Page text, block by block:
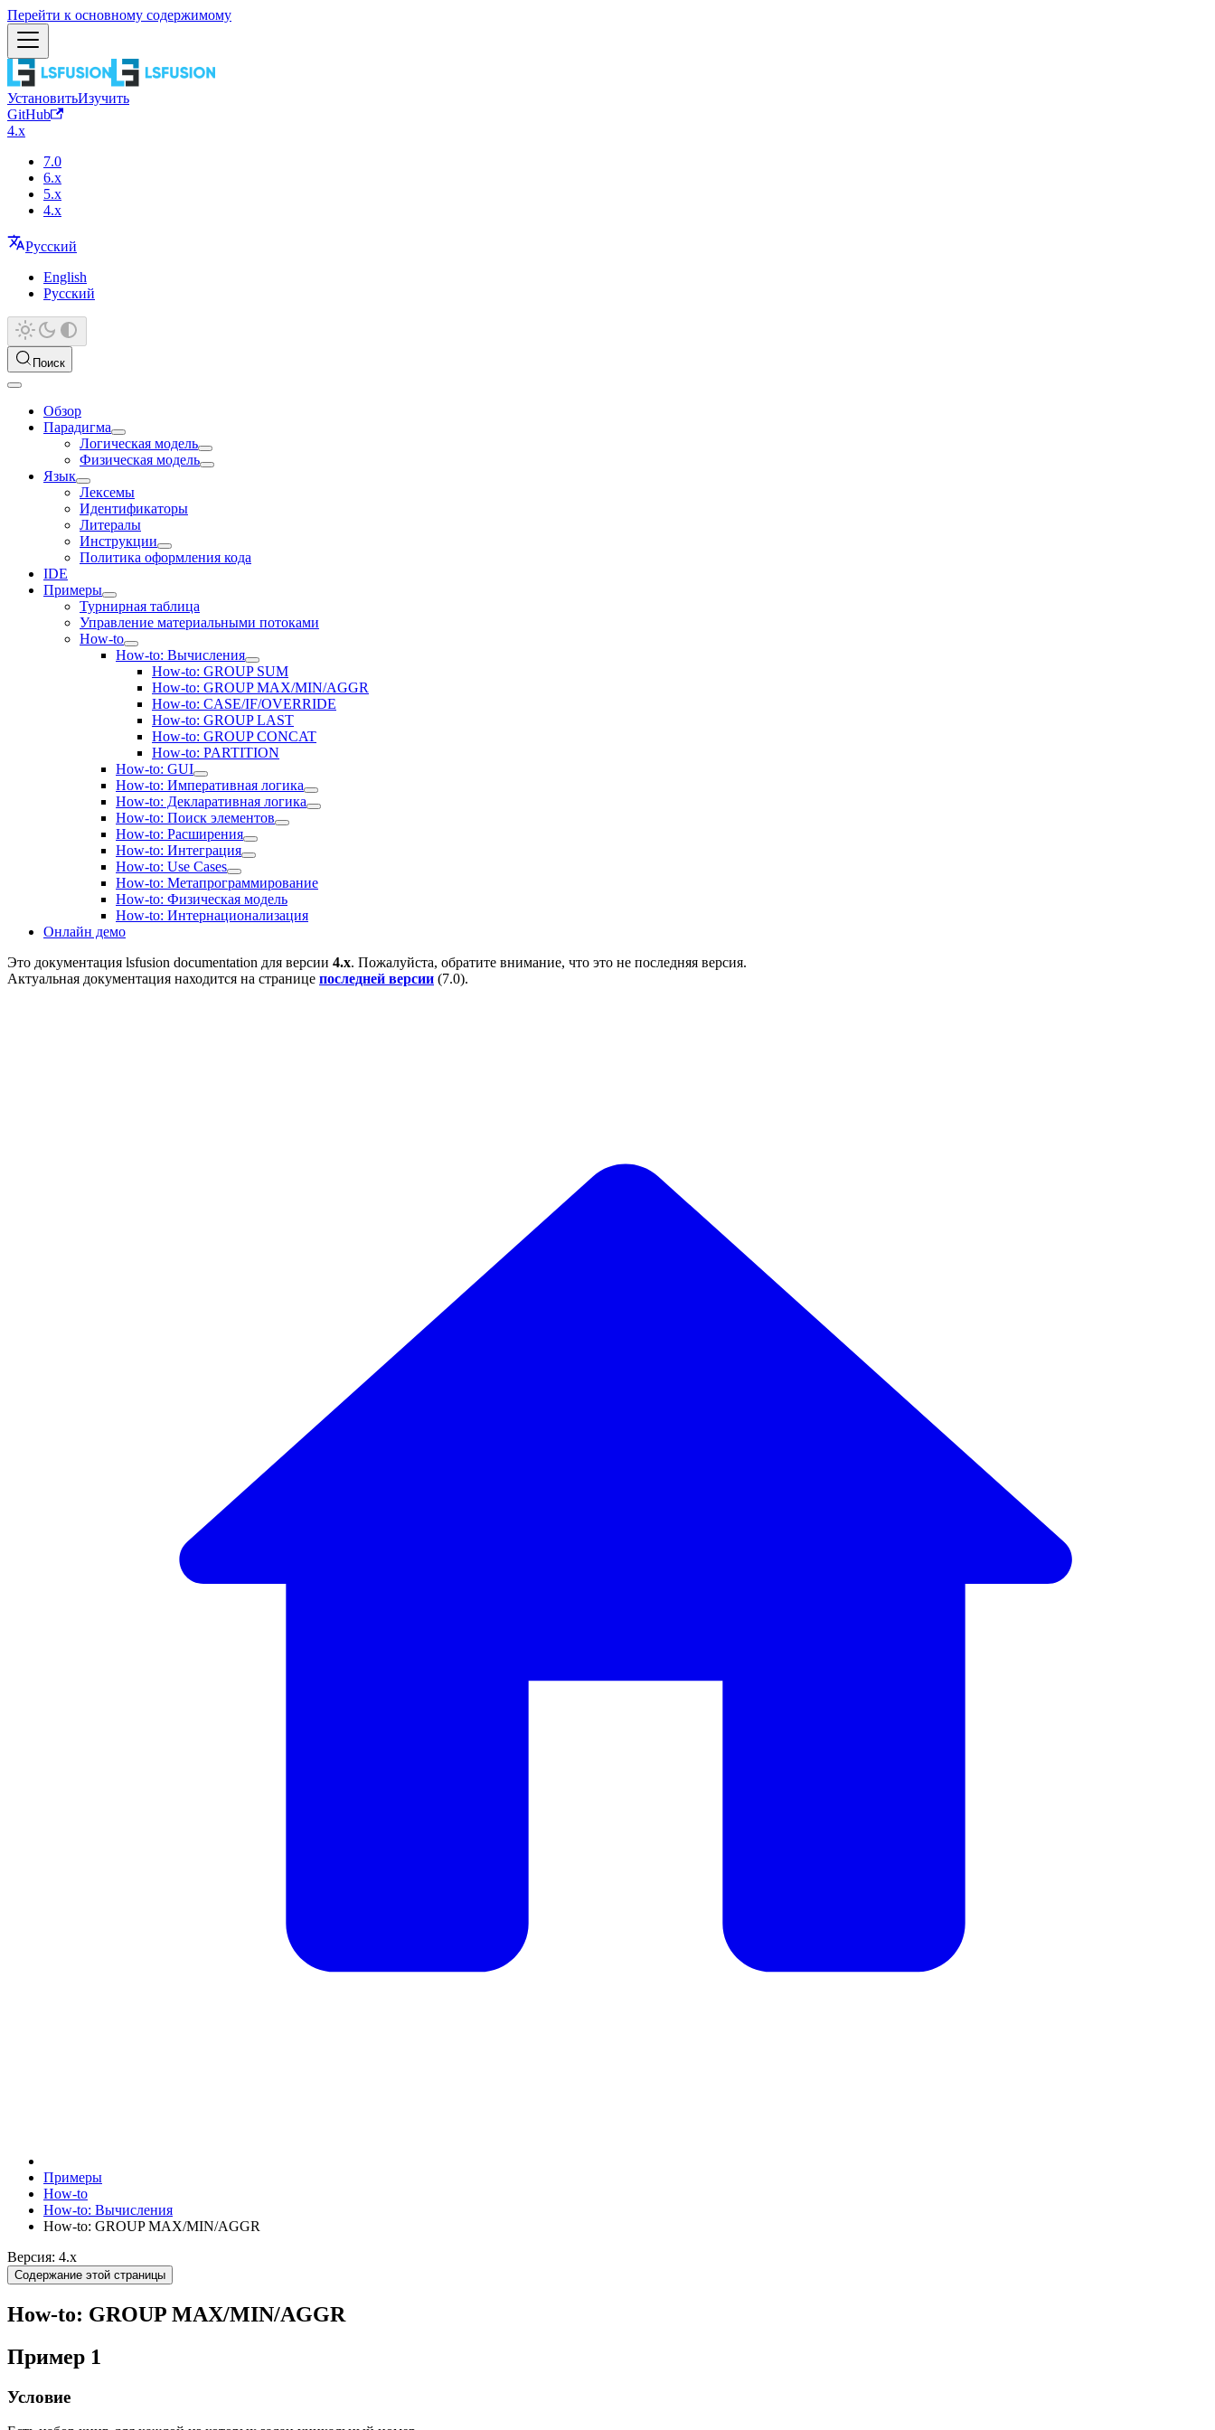
Перейти к основному содержимому
УстановитьИзучить
GitHub
4.x
7.0
6.x
5.x
4.x
Русский
English
Русский
Поиск
Обзор
Парадигма
Логическая модель
Физическая модель
Язык
Лексемы
Идентификаторы
Литералы
Инструкции
Политика оформления кода
IDE
Примеры
Турнирная таблица
Управление материальными потоками
How-to
How-to: Вычисления
How-to: GROUP SUM
How-to: GROUP MAX/MIN/AGGR
How-to: CASE/IF/OVERRIDE
How-to: GROUP LAST
How-to: GROUP CONCAT
How-to: PARTITION
How-to: GUI
How-to: Императивная логика
How-to: Декларативная логика
How-to: Поиск элементов
How-to: Расширения
How-to: Интеграция
How-to: Use Cases
How-to: Метапрограммирование
How-to: Физическая модель
How-to: Интернационализация
Онлайн демо
Это документация lsfusion documentation для версии 4.x. Пожалуйста, обратите внимание, что это не последняя версия.
Актуальная документация находится на странице последней версии (7.0).
Примеры
How-to
How-to: Вычисления
How-to: GROUP MAX/MIN/AGGR
Версия: 4.x
Содержание этой страницы
How-to: GROUP MAX/MIN/AGGR
Пример 1
Условие